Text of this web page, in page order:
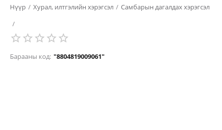
Нүүр / Хурал, илтгэлийн хэрэгсэл / Самбарын дагалдах хэрэгсэл
/
Барааны код: "8804819009061"